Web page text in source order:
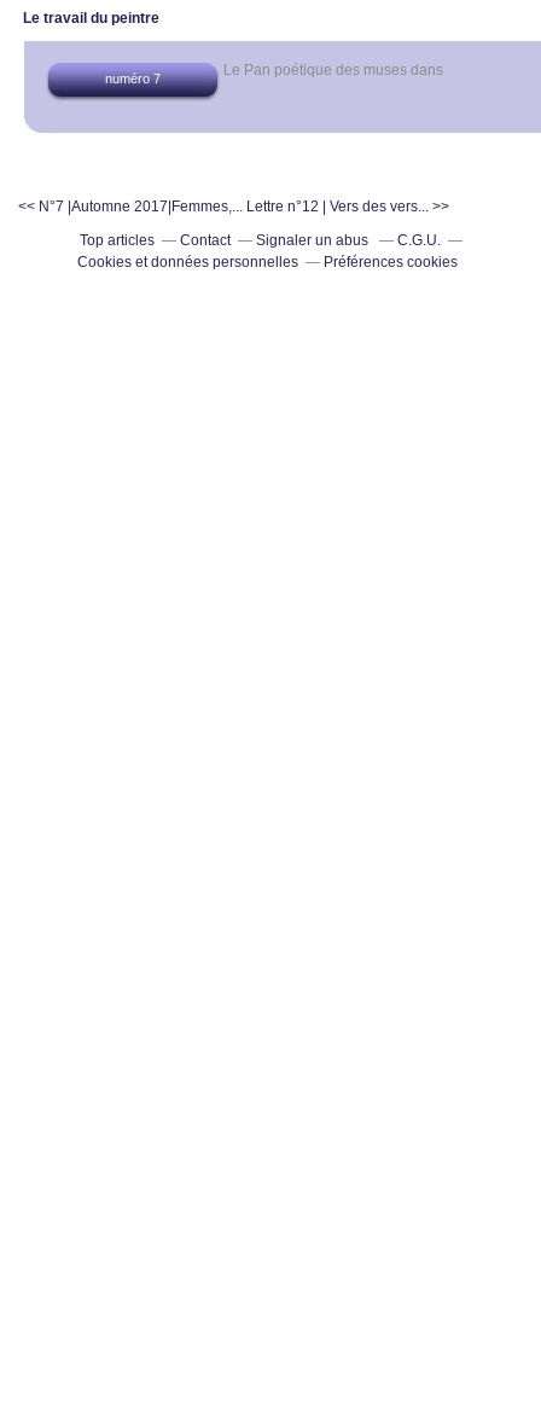
Le travail du peintre
Le Pan poétique des muses dans
numéro 7
<< N°7 |Automne 2017|Femmes,...
Lettre n°12 | Vers des vers... >>
Top articles
Contact Signaler un abus
C.G.U.
Cookies et données personnelles
Préférences cookies